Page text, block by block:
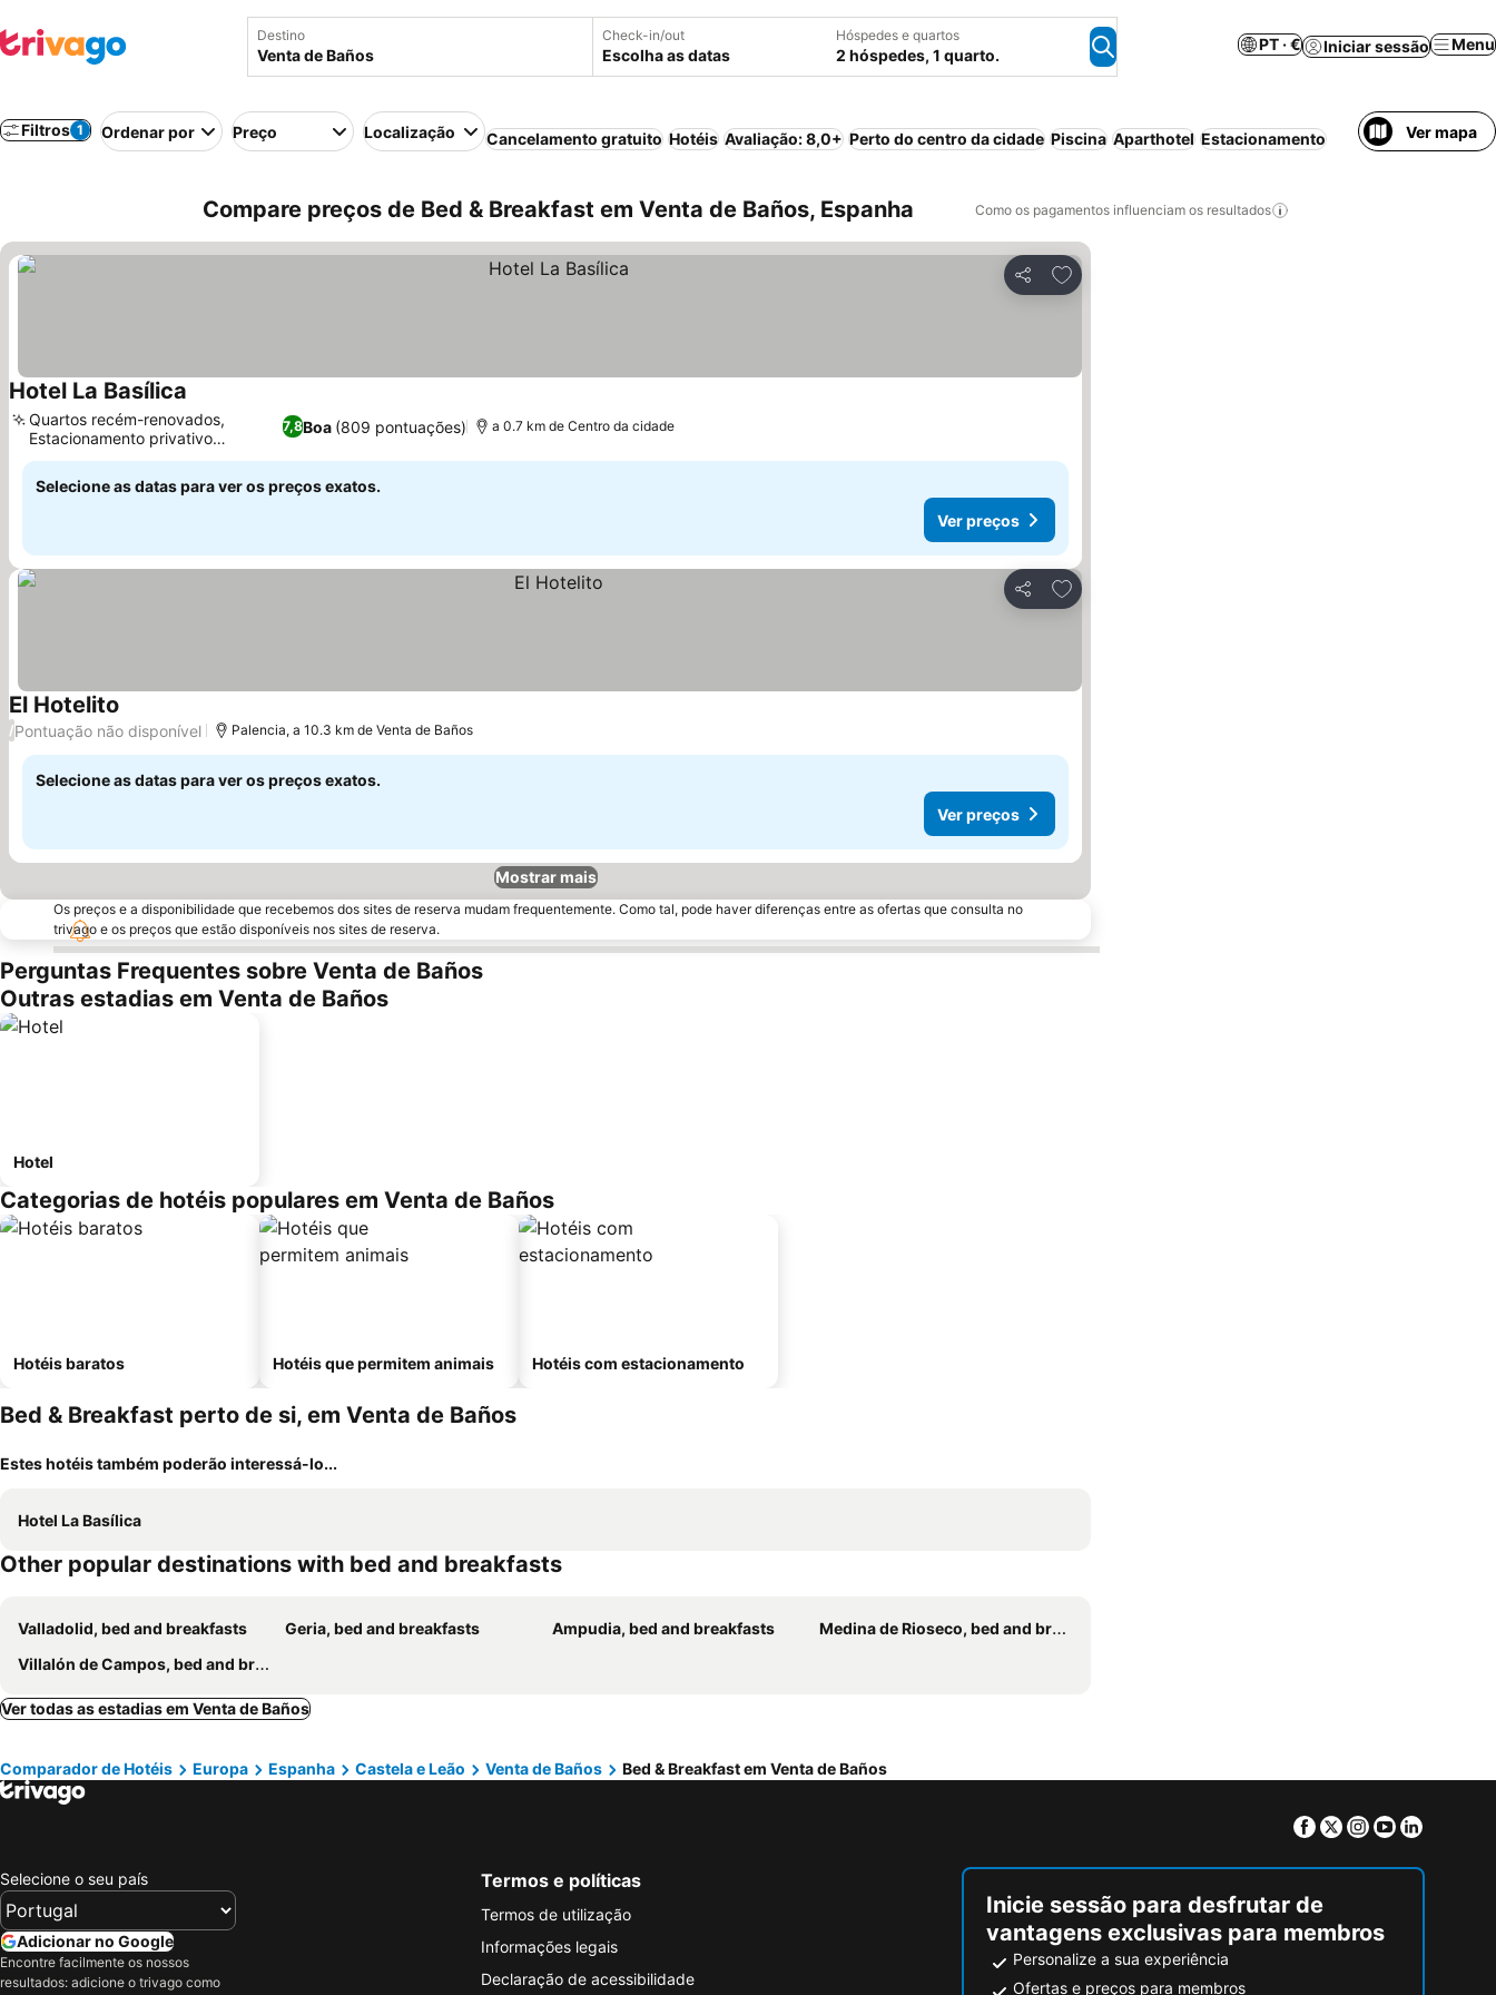
Destino Check-in/out
Escolha as datas
Hóspedes e quartos
2 hóspedes, 1 quarto.
PT · € Iniciar sessão Menu
Filtros 1 Ordenar por Preço Localização Cancelamento gratuito Hotéis Avaliação: 8,0+ Perto do centro da cidade Piscina Aparthotel Estacionamento Ver mapa
Compare preços de Bed & Breakfast em Venta de Baños, Espanha Como os pagamentos influenciam os resultados
Partilhar
Adicionar aos favoritos
Hotel La Basílica
7,8Boa (809 pontuações)
Quartos recém-renovados,
Estacionamento privativo
dedicado
a 0.7 km de Centro da cidade
Selecione as datas para ver os preços exatos.
Ver preços
Partilhar
Adicionar aos favoritos
El Hotelito
/Pontuação não disponível Palencia, a 10.3 km de Venta de Baños
Selecione as datas para ver os preços exatos.
Ver preços
Mostrar mais
Os preços e a disponibilidade que recebemos dos sites de reserva mudam frequentemente. Como tal, pode haver diferenças entre as ofertas que consulta no
trivago e os preços que estão disponíveis nos sites de reserva.
Perguntas Frequentes sobre Venta de Baños
Outras estadias em Venta de Baños
Hotel
Categorias de hotéis populares em Venta de Baños
Hotéis baratos Hotéis que permitem animais Hotéis com estacionamento
Bed & Breakfast perto de si, em Venta de Baños
Estes hotéis também poderão interessá-lo...
Hotel La Basílica
Other popular destinations with bed and breakfasts
Valladolid, bed and breakfasts Geria, bed and breakfasts Ampudia, bed and breakfasts
Medina de Rioseco, bed and breakfasts
Villalón de Campos, bed and breakfasts
Ver todas as estadias em Venta de Baños
Comparador de Hotéis Europa Espanha Castela e Leão Venta de Baños Bed & Breakfast em Venta de Baños
Facebook
TwitterInstagram
Youtube
Selecione o seu país
Adicionar no Google
Encontre facilmente os nossos
resultados: adicione o trivago como
Termos e políticas
Termos de utilização
Informações legais
Declaração de acessibilidade
Inicie sessão para desfrutar de
vantagens exclusivas para membros
Personalize a sua experiência
Ofertas e preços para membros